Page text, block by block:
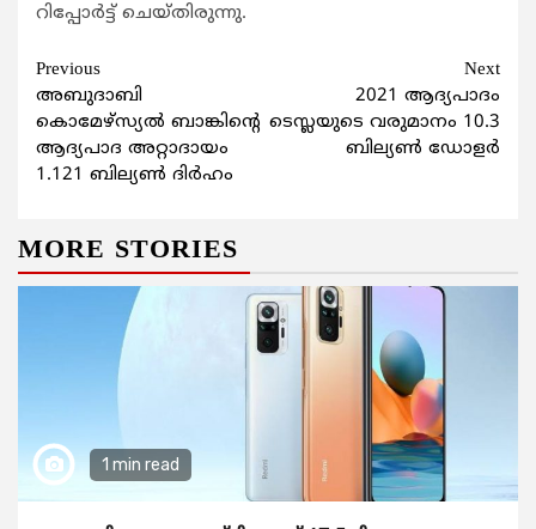
റിപ്പോര്‍ട്ട് ചെയ്തിരുന്നു.
Continue
Reading
Previous
അബുദാബി
കൊമേഴ്‌സ്യല്‍ ബാങ്കിന്റെ
ആദ്യപാദ അറ്റാദായം
1.121 ബില്യണ്‍ ദിര്‍ഹം
Next
2021 ആദ്യപാദം
ടെസ്ലയുടെ വരുമാനം 10.3
ബില്യണ്‍ ഡോളര്‍
MORE STORIES
1 min read